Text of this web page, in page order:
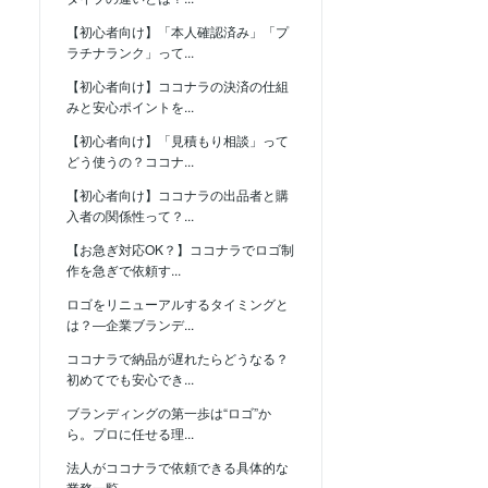
【初心者向け】「本人確認済み」「プ
ラチナランク」って...
【初心者向け】ココナラの決済の仕組
みと安心ポイントを...
【初心者向け】「見積もり相談」って
どう使うの？ココナ...
【初心者向け】ココナラの出品者と購
入者の関係性って？...
【お急ぎ対応OK？】ココナラでロゴ制
作を急ぎで依頼す...
ロゴをリニューアルするタイミングと
は？―企業ブランデ...
ココナラで納品が遅れたらどうなる？
初めてでも安心でき...
ブランディングの第一歩は“ロゴ”か
ら。プロに任せる理...
法人がココナラで依頼できる具体的な